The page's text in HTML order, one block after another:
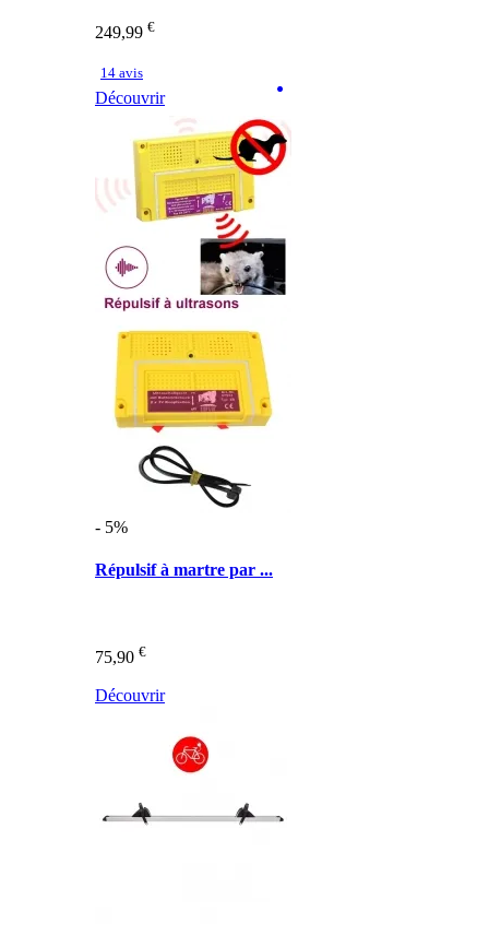
249,99 €
14 avis
Découvrir
- 5%
Répulsif à martre par ...
75,90 €
Découvrir